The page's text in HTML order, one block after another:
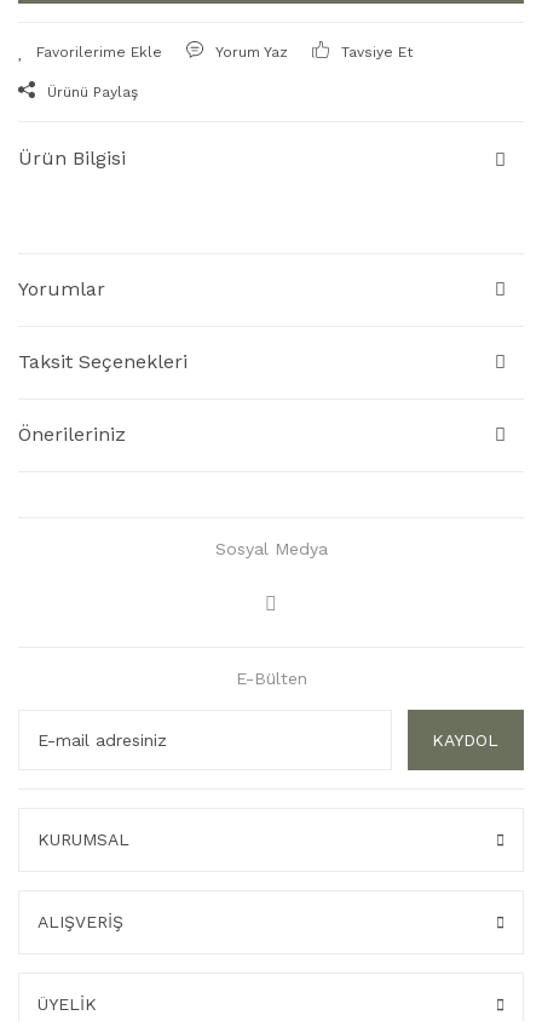
Yorum Yaz Tavsiye Et
Ürünü Paylaş
Ürün Bilgisi
Yorumlar
Taksit Seçenekleri
Önerileriniz
Sosyal Medya
E-Bülten
KAYDOL
KURUMSAL
ALIŞVERİŞ
ÜYELİK